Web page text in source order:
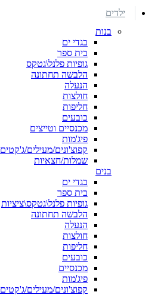
ילדים
בנות
בגדי ים
בית ספר
גופיות פלנל\גטקס
הלבשה תחתונה
הנעלה
חולצות
חליפות
כובעים
מכנסיים וטייצים
פיג'מות
קפוצ'ונים/מעילים/ג'קטים
שמלות/חצאיות
בנים
בגדי ים
בית ספר
גופיות פלנל\גטקס\ציציות
הלבשה תחתונה
הנעלה
חולצות
חליפות
כובעים
מכנסיים
פיג'מות
קפוצ'ונים/מעילים/ג'קטים